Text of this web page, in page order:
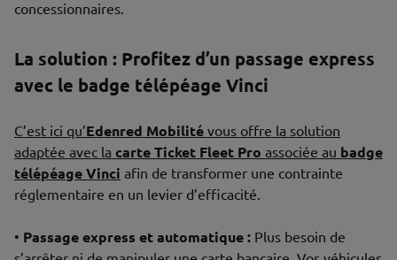
concessionnaires.
La solution : Profitez d’un passage express
avec le badge télépéage Vinci
C’est ici qu’Edenred Mobilité vous offre la solution
adaptée avec la carte Ticket Fleet Pro associée au badge
télépéage Vinci afin de transformer une contrainte
réglementaire en un levier d’efficacité.
• Passage express et automatique : Plus besoin de